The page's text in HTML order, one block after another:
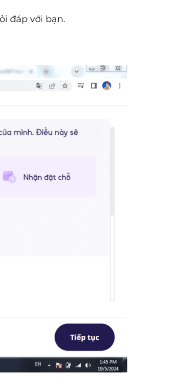
đáp với bạn.